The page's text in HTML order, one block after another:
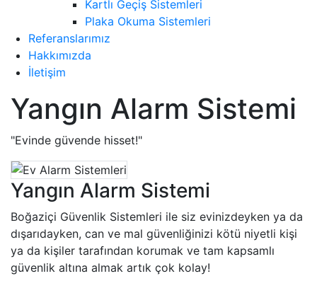
Kartlı Geçiş Sistemleri
Plaka Okuma Sistemleri
Referanslarımız
Hakkımızda
İletişim
Yangın Alarm Sistemi
"Evinde güvende hisset!"
Yangın Alarm Sistemi
Boğaziçi Güvenlik Sistemleri ile siz evinizdeyken ya da
dışarıdayken, can ve mal güvenliğinizi kötü niyetli kişi
ya da kişiler tarafından korumak ve tam kapsamlı
güvenlik altına almak artık çok kolay!